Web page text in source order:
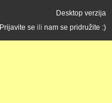
Desktop verzija
Prijavite se ili nam se pridružite :)